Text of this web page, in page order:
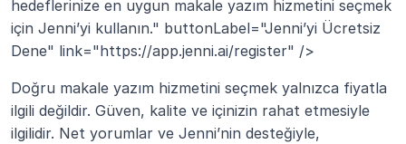
hedeflerinize en uygun makale yazım hizmetini seçmek
için Jenni’yi kullanın." buttonLabel="Jenni’yi Ücretsiz
Dene" link="https://app.jenni.ai/register" />
Doğru makale yazım hizmetini seçmek yalnızca fiyatla
ilgili değildir. Güven, kalite ve içinizin rahat etmesiyle
ilgilidir. Net yorumlar ve Jenni’nin desteğiyle,